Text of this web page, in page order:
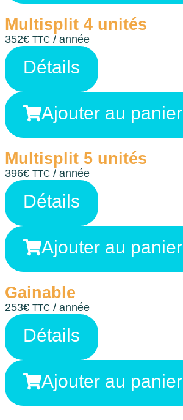
Multisplit 4 unités
352€ TTC / année
Détails
Ajouter au panier
Multisplit 5 unités
396€ TTC / année
Détails
Ajouter au panier
Gainable
253€ TTC / année
Détails
Ajouter au panier